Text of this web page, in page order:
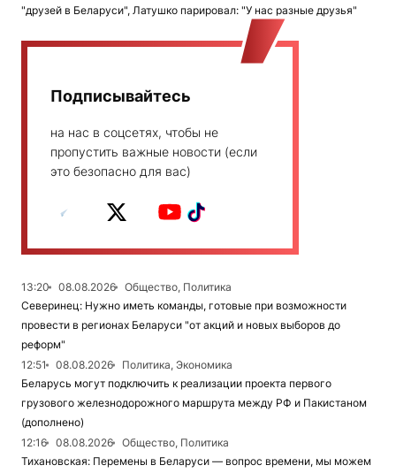
"друзей в Беларуси", Латушко парировал: "У нас разные друзья"
Подписывайтесь
на нас в соцсетях, чтобы не
пропустить важные новости (если
это безопасно для вас)
13:20 08.08.2026
Общество, Политика
Северинец: Нужно иметь команды, готовые при возможности
провести в регионах Беларуси "от акций и новых выборов до
реформ"
12:51
08.08.2026
Политика, Экономика
Беларусь могут подключить к реализации проекта первого
грузового железнодорожного маршрута между РФ и Пакистаном
(дополнено)
12:16
08.08.2026
Общество, Политика
Тихановская: Перемены в Беларуси — вопрос времени, мы можем